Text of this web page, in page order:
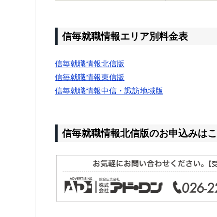
信毎就職情報エリア別料金表
信毎就職情報北信版
信毎就職情報東信版
信毎就職情報中信・諏訪地域版
信毎就職情報北信版のお申込みは